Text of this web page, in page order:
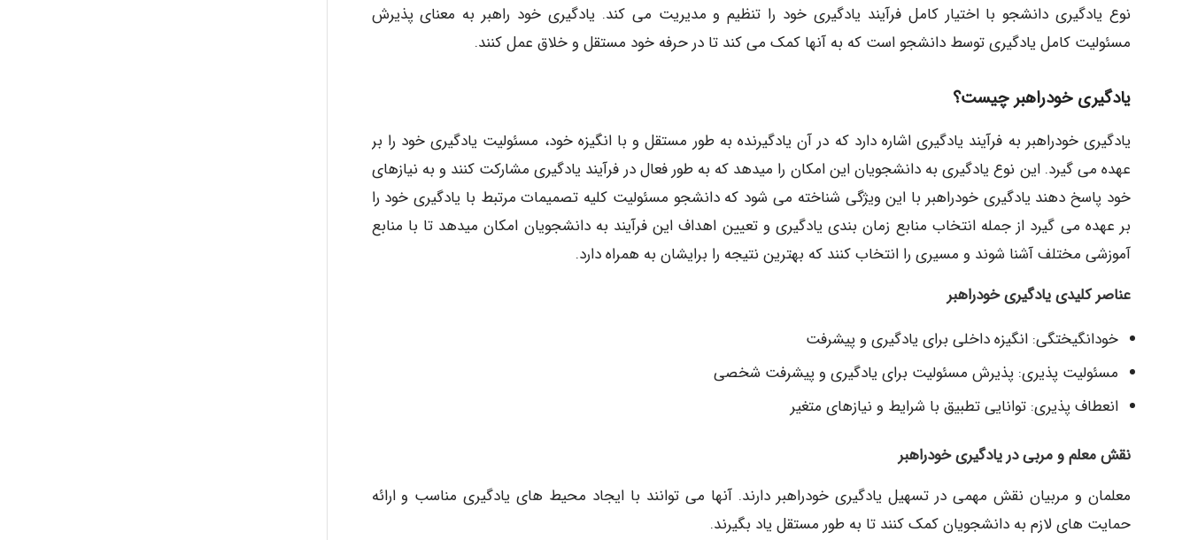
نوع یادگیری دانشجو با اختیار کامل فرآیند یادگیری خود را تنظیم و مدیریت می کند. یادگیری خود راهبر به معنای پذیرش
مسئولیت کامل یادگیری توسط دانشجو است که به آنها کمک می کند تا در حرفه خود مستقل و خلاق عمل کنند.
یادگیری خودراهبر چیست؟
یادگیری خودراهبر به فرآیند یادگیری اشاره دارد که در آن یادگیرنده به طور مستقل و با انگیزه خود، مسئولیت یادگیری خود را بر
عهده می گیرد. این نوع یادگیری به دانشجویان این امکان را میدهد که به طور فعال در فرآیند یادگیری مشارکت کنند و به نیازهای
خود پاسخ دهند یادگیری خودراهبر با این ویژگی شناخته می شود که دانشجو مسئولیت کلیه تصمیمات مرتبط با یادگیری خود را
بر عهده می گیرد از جمله انتخاب منابع زمان بندی یادگیری و تعیین اهداف این فرآیند به دانشجویان امکان میدهد تا با منابع
آموزشی مختلف آشنا شوند و مسیری را انتخاب کنند که بهترین نتیجه را برایشان به همراه دارد.
عناصر کلیدی یادگیری خودراهبر
خودانگیختگی: انگیزه داخلی برای یادگیری و پیشرفت
مسئولیت پذیری: پذیرش مسئولیت برای یادگیری و پیشرفت شخصی
انعطاف پذیری: توانایی تطبیق با شرایط و نیازهای متغیر
نقش معلم و مربی در یادگیری خودراهبر
معلمان و مربیان نقش مهمی در تسهیل یادگیری خودراهبر دارند. آنها می توانند با ایجاد محیط های یادگیری مناسب و ارائه
حمایت های لازم به دانشجویان کمک کنند تا به طور مستقل یاد بگیرند.